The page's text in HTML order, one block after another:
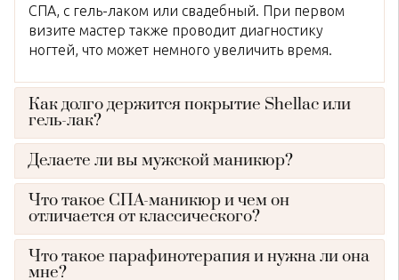
СПА, с гель-лаком или свадебный. При первом
визите мастер также проводит диагностику
ногтей, что может немного увеличить время.
Как долго держится покрытие Shellac или
гель-лак?
Делаете ли вы мужской маникюр?
Что такое СПА-маникюр и чем он
отличается от классического?
Что такое парафинотерапия и нужна ли она
мне?